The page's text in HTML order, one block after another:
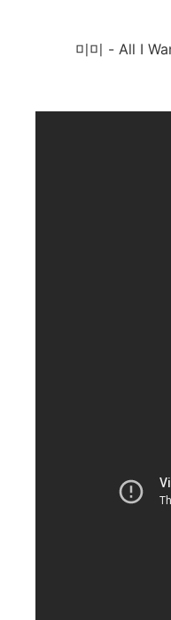
미미 - All I